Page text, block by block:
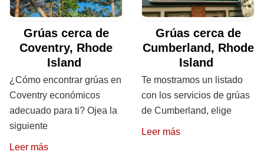
Grúas cerca de
Coventry, Rhode
Island
¿Cómo encontrar grúas en
Coventry económicos
adecuado para ti? Ojea la
siguiente
Leer más
Grúas cerca de
Cumberland, Rhode
Island
Te mostramos un listado
con los servicios de grúas
de Cumberland, elige
Leer más